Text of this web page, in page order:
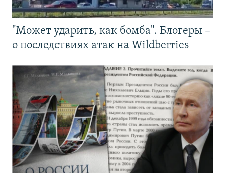
"Может ударить, как бомба". Блогеры –
о последствиях атак на Wildberries